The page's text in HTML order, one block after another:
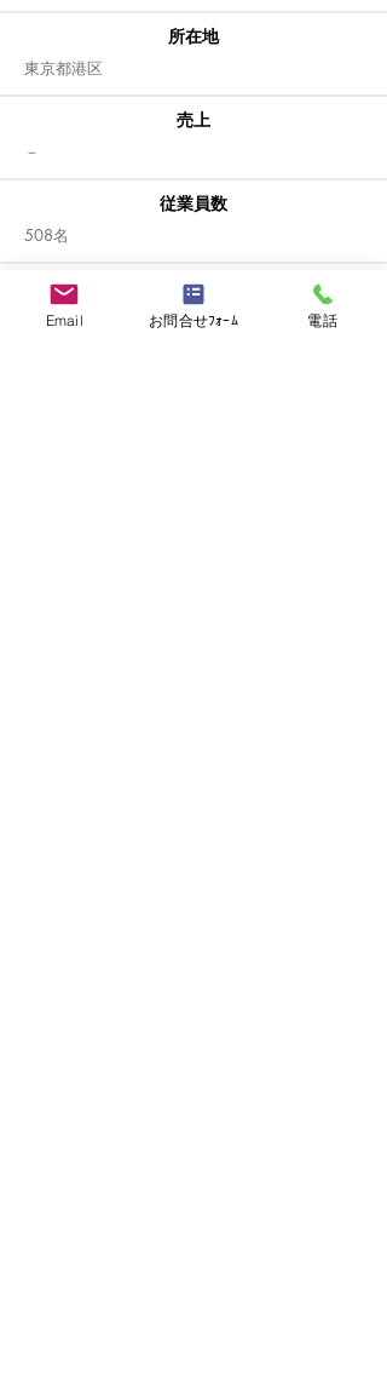
所在地
東京都港区
売上
​－
従業員数
508名
事業内容
バーチャルプラットフォーム事業
Email お問合せﾌｫｰﾑ 電話